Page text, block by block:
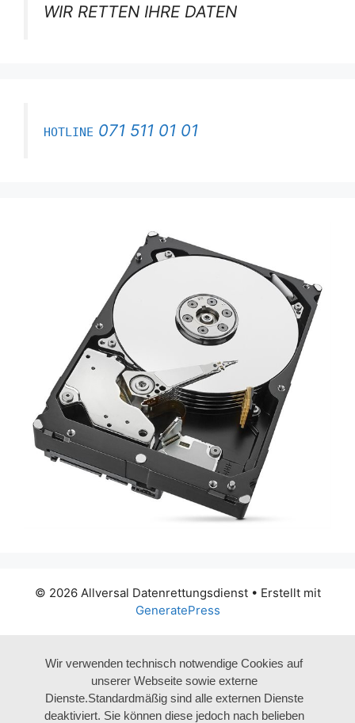
WIR RETTEN IHRE DATEN
HOTLINE 071 511 01 01
© 2026 Allversal Datenrettungsdienst• Erstellt mit
GeneratePress
Wir verwenden technisch notwendige Cookies auf
unserer Webseite sowie externe
Dienste.Standardmäßig sind alle externen Dienste
deaktiviert. Sie können diese jedoch nach belieben